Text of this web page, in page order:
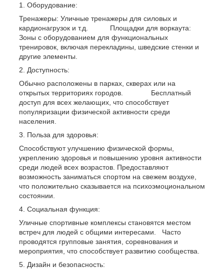
Оборудование:
Тренажеры: Уличные тренажеры для силовых и
кардионагрузок и т.д. Площадки для воркаута:
Зоны с оборудованием для функциональных
тренировок, включая перекладины, шведские стенки и
другие элементы.
Доступность:
Обычно расположены в парках, скверах или на
открытых территориях городов. Бесплатный
доступ для всех желающих, что способствует
популяризации физической активности среди
населения.
Польза для здоровья:
Способствуют улучшению физической формы,
укреплению здоровья и повышению уровня активности
среди людей всех возрастов. Предоставляют
возможность заниматься спортом на свежем воздухе,
что положительно сказывается на психоэмоциональном
состоянии.
Социальная функция:
Уличные спортивные комплексы становятся местом
встреч для людей с общими интересами. Часто
проводятся групповые занятия, соревнования и
мероприятия, что способствует развитию сообщества.
Дизайн и безопасность: